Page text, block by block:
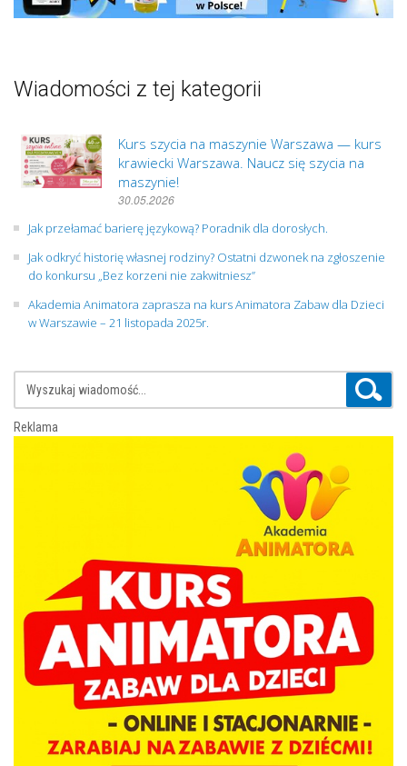
Wiadomości z tej kategorii
Kurs szycia na maszynie Warszawa — kurs
krawiecki Warszawa. Naucz się szycia na
maszynie!
30.05.2026
Jak przełamać barierę językową? Poradnik dla dorosłych.
Jak odkryć historię własnej rodziny? Ostatni dzwonek na zgłoszenie
do konkursu „Bez korzeni nie zakwitniesz”
Akademia Animatora zaprasza na kurs Animatora Zabaw dla Dzieci
w Warszawie – 21 listopada 2025r.
Reklama